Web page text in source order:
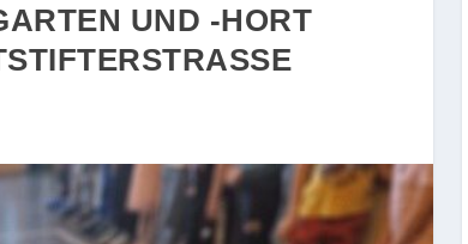
UND -HORT